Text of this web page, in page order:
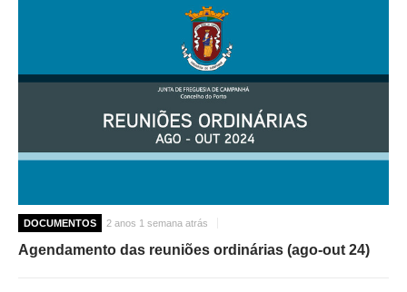
DOCUMENTOS 2 anos 1 semana atrás
Agendamento das reuniões ordinárias (ago-out 24)